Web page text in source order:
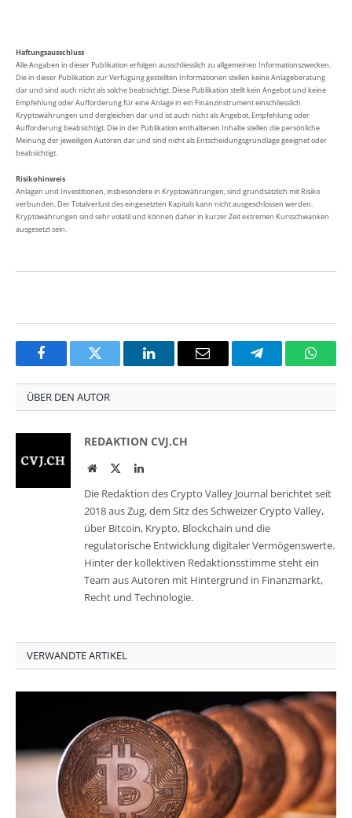
Haftungsausschluss
Alle Angaben in dieser Publikation erfolgen ausschliesslich zu allgemeinen Informationszwecken.
Die in dieser Publikation zur Verfügung gestellten Informationen stellen keine Anlageberatung
dar und sind auch nicht als solche beabsichtigt. Diese Publikation stellt kein Angebot und keine
Empfehlung oder Aufforderung für eine Anlage in ein Finanzinstrument einschliesslich
Kryptowährungen und dergleichen dar und ist auch nicht als Angebot, Empfehlung oder
Aufforderung beabsichtigt. Die in der Publikation enthaltenen Inhalte stellen die persönliche
Meinung der jeweiligen Autoren dar und sind nicht als Entscheidungsgrundlage geeignet oder
beabsichtigt.
Risikohinweis
Anlagen und Investitionen, insbesondere in Kryptowährungen, sind grundsätzlich mit Risiko
verbunden. Der Totalverlust des eingesetzten Kapitals kann nicht ausgeschlossen werden.
Kryptowährungen sind sehr volatil und können daher in kurzer Zeit extremen Kursschwanken
ausgesetzt sein.
FacebookTwitter LinkedInEmail Telegram
ÜBER DEN AUTOR
REDAKTION CVJ.CH
WebsiteTwitterLinkedIn
Die Redaktion des Crypto Valley Journal berichtet seit
2018 aus Zug, dem Sitz des Schweizer Crypto Valley,
über Bitcoin, Krypto, Blockchain und die
regulatorische Entwicklung digitaler Vermögenswerte.
Hinter der kollektiven Redaktionsstimme steht ein
Team aus Autoren mit Hintergrund in Finanzmarkt,
Recht und Technologie.
VERWANDTE ARTIKEL